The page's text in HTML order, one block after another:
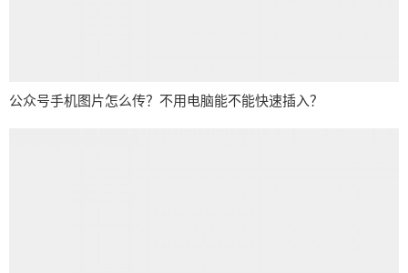
公众号手机图片怎么传？不用电脑能不能快速插入？